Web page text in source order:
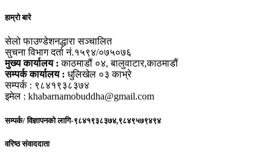
हाम्रो बारे
सेलो फाउण्डेशनद्धारा सञ्चालित
सुचना विभाग दर्ता नं.१५९४/०७५०७६
मुख्य कार्यालय : काठमाडौं ०४, बालुवाटार,काठमाडौं
सम्पर्क कार्यालय : धुलिखेल ०३ काभ्रे
सम्पर्क : ९८४१९३८३७४
इमेल : khabarnamobuddha@gmail.com
सम्पर्क/ विज्ञापनको लागि-९८४१९३८३७४,९८४९५७९४९४
वरिष्ठ संवाददाता